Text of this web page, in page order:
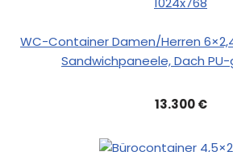
WC-Container Damen/Herren
Sandwichpaneele, Dach
13.300 €